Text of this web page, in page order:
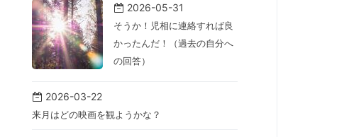
2026-05-31
そうか！児相に連絡すれば良
かったんだ！（過去の自分へ
の回答）
2026-03-22
来月はどの映画を観ようかな？